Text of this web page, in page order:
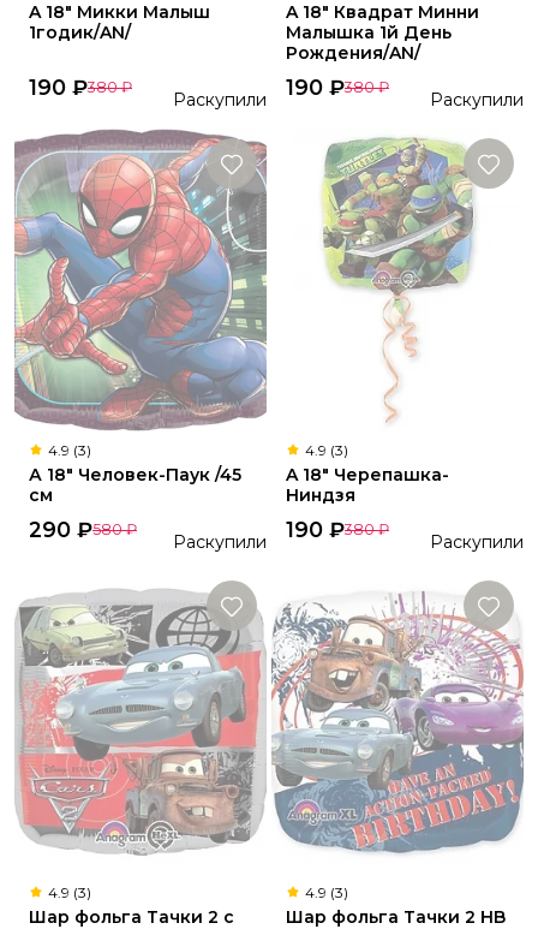
A 18" Микки Малыш
1годик/AN/
190 ₽380 ₽
Раскупили
A 18" Квадрат Минни
Малышка 1й День
Рождения/AN/
190 ₽380 ₽
Раскупили
4.9 (3)
А 18" Человек-Паук /45
см
290 ₽580 ₽
Раскупили
4.9 (3)
A 18" Черепашка-
Ниндзя
190 ₽380 ₽
Раскупили
4.9 (3)
Шар фольга Тачки 2 с
4.9 (3)
Шар фольга Тачки 2 HB